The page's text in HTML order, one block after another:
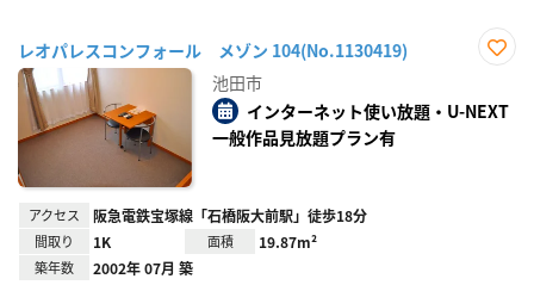
レオパレスコンフォール メゾン 104(No.1130419)
り登
録
池田市
インターネット使い放題・U-NEXT
一般作品見放題プラン有
アクセス 阪急電鉄宝塚線「石橋阪大前駅」徒歩18分
間取り 1K 面積 19.87m²
築年数 2002年 07月 築